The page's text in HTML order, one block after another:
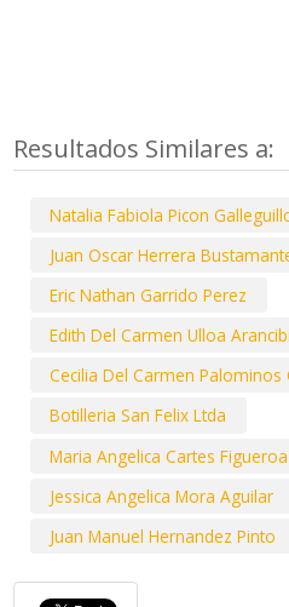
Resultados Similares a:
Natalia Fabiola Picon
Juan Oscar Herrera
Eric Nathan Garrido Perez
Edith Del Carmen Ulloa
Cecilia Del Carmen Palominos
Botilleria San Felix Ltda
Maria Angelica Cartes Figueroa
Jessica Angelica Mora Aguilar
Juan Manuel Hernandez Pinto